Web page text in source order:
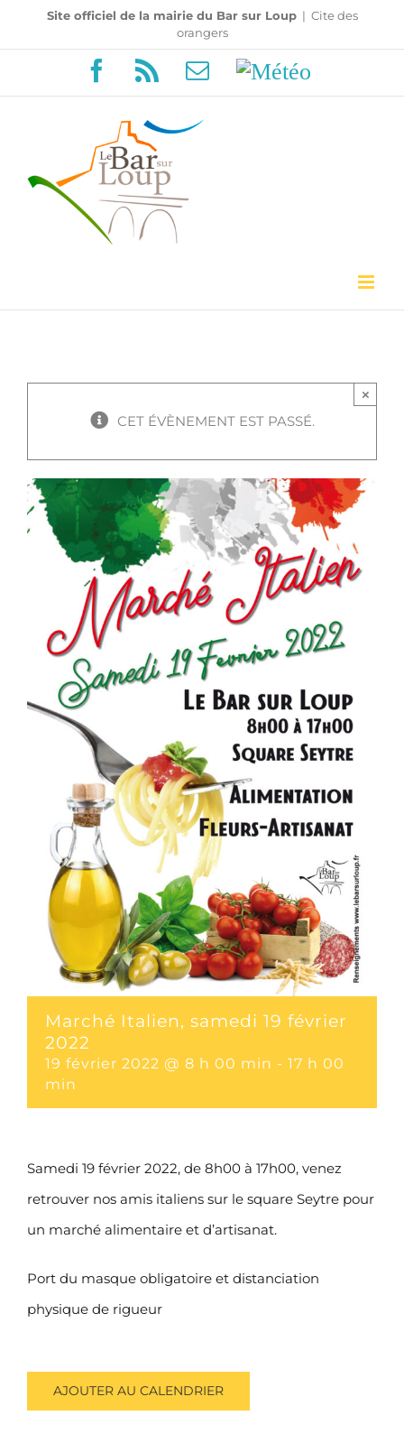
au
Site officiel de la mairie du Bar sur Loup | Cite des
orangers
Facebook
Rss EmailMétéo
CET ÉVÈNEMENT EST PASSÉ.
×
Marché Italien, samedi 19 février
2022
19 février 2022 @ 8 h 00 min - 17 h 00
min
Samedi 19 février 2022, de 8h00 à 17h00, venez
retrouver nos amis italiens sur le square Seytre pour
un marché alimentaire et d’artisanat.
Port du masque obligatoire et distanciation
physique de rigueur
AJOUTER AU CALENDRIER